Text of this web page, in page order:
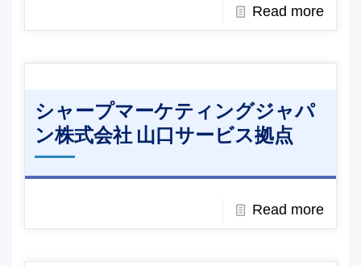
Read more
シャープマーケティングジャパ
ン株式会社 山口サービス拠点
Read more